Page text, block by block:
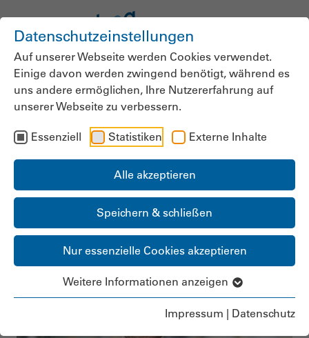
Datenschutzeinstellungen
Auf unserer Webseite werden Cookies verwendet.
Einige davon werden zwingend benötigt, während es
uns andere ermöglichen, Ihre Nutzererfahrung auf
unserer Webseite zu verbessern.
Essenziell Statistiken Externe Inhalte
Alle akzeptieren
Speichern & schließen
Nur essenzielle Cookies akzeptieren
Weitere Informationen anzeigen
Impressum | Datenschutz
Pflegeheime brauchen
Freiräume
Kürzere Verweildauern erfordern nachhaltiges
Handeln
13.05.2026